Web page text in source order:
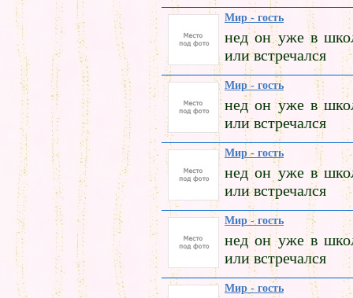
Мир - гость
нед он уже в
или встречался
Мир - гость
нед он уже в
или встречался
Мир - гость
нед он уже в
или встречался
Мир - гость
нед он уже в
или встречался
Мир - гость